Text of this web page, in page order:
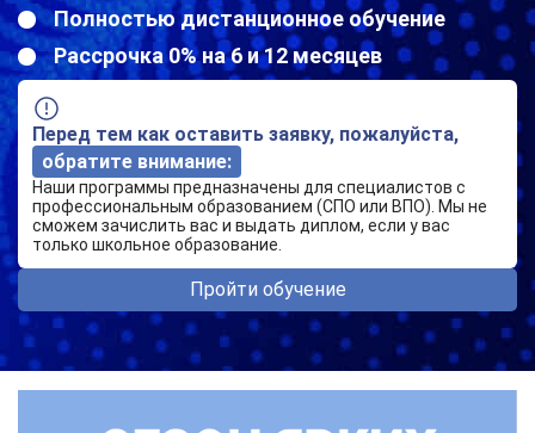
Полностью дистанционное обучение
Рассрочка 0% на 6 и 12 месяцев
Перед тем как оставить заявку, пожалуйста,
обратите внимание:
Наши программы предназначены для специалистов с
профессиональным образованием (СПО или ВПО). Мы не
сможем зачислить вас и выдать диплом, если у вас
только школьное образование.
Пройти обучение